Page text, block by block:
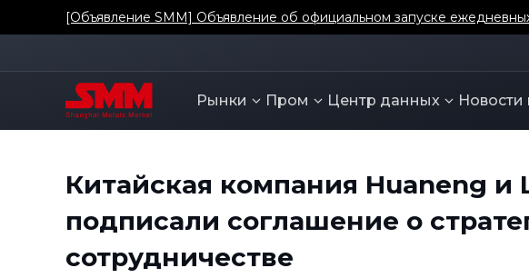
[Объявление SMM] Объявление об официальном запуске
Рынки Пром Центр данных Новости
Китайская компания Huaneng и
подписали соглашение о
сотрудничестве